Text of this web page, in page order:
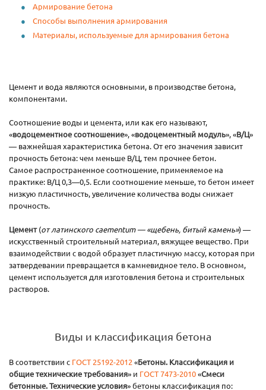
Армирование бетона
Способы выполнения армирования
Материалы, используемые для армирования бетона
Цемент и вода являются основными, в производстве бетона,
компонентами.
Соотношение воды и цемента, или как его называют,
«водоцементное соотношение», «водоцементный модуль», «В/Ц»
— важнейшая характеристика бетона. От его значения зависит
прочность бетона: чем меньше В/Ц, тем прочнее бетон.
Самое распространенное соотношение, применяемое на
практике: В/Ц 0,3—0,5. Если соотношение меньше, то бетон имеет
низкую пластичность, увеличение количества воды снижает
прочность.
Цемент(от латинского caementum — «щебень, битый камень») —
искусственный строительный материал, вяжущее вещество. При
взаимодействии с водой образует пластичную массу, которая при
затвердевании превращается в камневидное тело. В основном,
цемент используется для изготовления бетона и строительных
растворов.
Виды и классификация бетона
В соответствии с ГОСТ 25192-2012 «Бетоны. Классификация и
общие технические требования» и ГОСТ 7473-2010«Смеси
бетонные. Технические условия» бетоны классификация по: